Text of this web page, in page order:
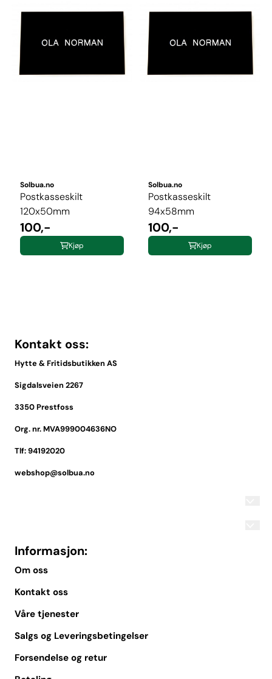
Solbua.no
Postkasseskilt
120x50mm
100,-
Kjøp
Solbua.no
Postkasseskilt
94x58mm
100,-
Kjøp
Kontakt oss:
Hytte & Fritidsbutikken AS
Sigdalsveien 2267
3350 Prestfoss
Org. nr. MVA999004636NO
Tlf:94192020
webshop@solbua.no
Informasjon:
Om oss
Kontakt oss
Våre tjenester
Salgs og Leveringsbetingelser
Forsendelse og retur